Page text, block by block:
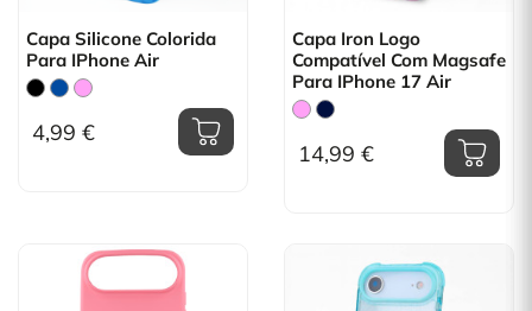
Capa Silicone Colorida
Para IPhone Air
4,99 €
Capa Iron Logo
Compatível Com Magsafe
Para IPhone 17 Air
14,99 €